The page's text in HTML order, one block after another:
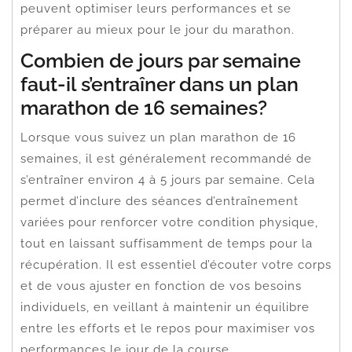
peuvent optimiser leurs performances et se
préparer au mieux pour le jour du marathon.
Combien de jours par semaine
faut-il s’entraîner dans un plan
marathon de 16 semaines?
Lorsque vous suivez un plan marathon de 16
semaines, il est généralement recommandé de
s’entraîner environ 4 à 5 jours par semaine. Cela
permet d’inclure des séances d’entraînement
variées pour renforcer votre condition physique,
tout en laissant suffisamment de temps pour la
récupération. Il est essentiel d’écouter votre corps
et de vous ajuster en fonction de vos besoins
individuels, en veillant à maintenir un équilibre
entre les efforts et le repos pour maximiser vos